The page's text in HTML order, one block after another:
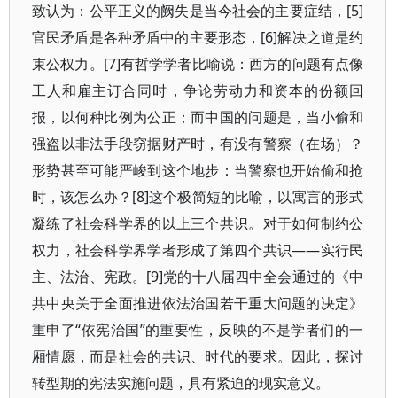
致认为：公平正义的阙失是当今社会的主要症结，[5]
官民矛盾是各种矛盾中的主要形态，[6]解决之道是约
束公权力。[7]有哲学学者比喻说：西方的问题有点像
工人和雇主订合同时，争论劳动力和资本的份额回
报，以何种比例为公正；而中国的问题是，当小偷和
强盗以非法手段窃据财产时，有没有警察（在场）？
形势甚至可能严峻到这个地步：当警察也开始偷和抢
时，该怎么办？[8]这个极简短的比喻，以寓言的形式
凝练了社会科学界的以上三个共识。对于如何制约公
权力，社会科学界学者形成了第四个共识——实行民
主、法治、宪政。[9]党的十八届四中全会通过的《中
共中央关于全面推进依法治国若干重大问题的决定》
重申了“依宪治国”的重要性，反映的不是学者们的一
厢情愿，而是社会的共识、时代的要求。因此，探讨
转型期的宪法实施问题，具有紧迫的现实意义。